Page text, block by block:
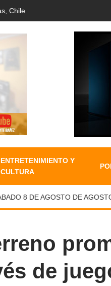
Chile
ENTRETENIMIENTO Y
CULTURA
8 DE AGOSTO DE AGOSTO
de